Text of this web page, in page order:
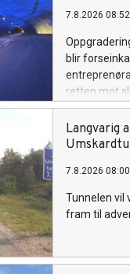
7.8.2026
blir
retten mot
Langvarig
7.8.2026
Tunnelen vil
fram til